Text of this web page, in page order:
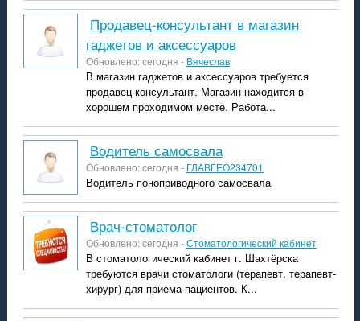
продавец-консультант в магазин
гаджетов и аксессуаров
Обновлено: сегодня - Вячеслав
В магазин гаджетов и аксессуаров требуется
продавец-консультант. Магазин находится в
хорошем проходимом месте. Работа...
Водитель самосвала
Обновлено: сегодня - ГЛАВГЕО234701
Водитель поноприводного самосвала
врач-стоматолог
Обновлено: сегодня -Стоматологический кабинет
В стоматологический кабинет г. Шахтёрска
требуются врачи стоматологи (терапевт, терапевт-
хирург) для приема пациентов. К...